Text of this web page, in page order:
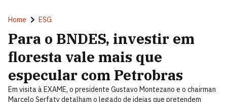
Home ESG
Para o BNDES, investir em
floresta vale mais que
especular com Petrobras
Em visita à EXAME, o presidente Gustavo Montezano e o chairman
Marcelo Serfaty detalham o legado de ideias que pretendem